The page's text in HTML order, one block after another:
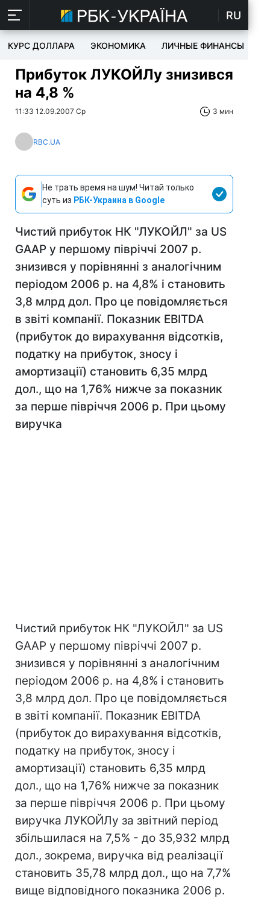
RU
КУРС ДОЛЛАРА ЭКОНОМИКА ЛИЧНЫЕ ФИНАНСЫ
Прибуток ЛУКОЙЛу знизився
на 4,8 %
11:33 12.09.2007 Ср 3 мин
RBC.UA
Не трать время на шум! Читай только
суть из РБК-Украина в Google
Чистий прибуток НК "ЛУКОЙЛ" за US
GAAP у першому півріччі 2007 р.
знизився у порівнянні з аналогічним
періодом 2006 р. на 4,8% і становить
3,8 млрд дол. Про це повідомляється
в звіті компанії. Показник EBITDA
(прибуток до вирахування відсотків,
податку на прибуток, зносу і
амортизації) становить 6,35 млрд
дол., що на 1,76% нижче за показник
за перше півріччя 2006 р. При цьому
виручка
Чистий прибуток НК "ЛУКОЙЛ" за US
GAAP у першому півріччі 2007 р.
знизився у порівнянні з аналогічним
періодом 2006 р. на 4,8% і становить
3,8 млрд дол. Про це повідомляється
в звіті компанії. Показник EBITDA
(прибуток до вирахування відсотків,
податку на прибуток, зносу і
амортизації) становить 6,35 млрд
дол., що на 1,76% нижче за показник
за перше півріччя 2006 р. При цьому
виручка ЛУКОЙЛу за звітний період
збільшилася на 7,5% - до 35,932 млрд
дол., зокрема, виручка від реалізації
становить 35,78 млрд дол., що на 7,7%
вище відповідного показника 2006 р.